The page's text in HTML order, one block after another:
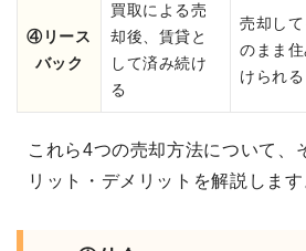
④リース
バック
買取による売
却後、賃貸と
して済み続け
る
売却し
のまま
けられる
これら4つの売却方法について、
リット・デメリットを解説します